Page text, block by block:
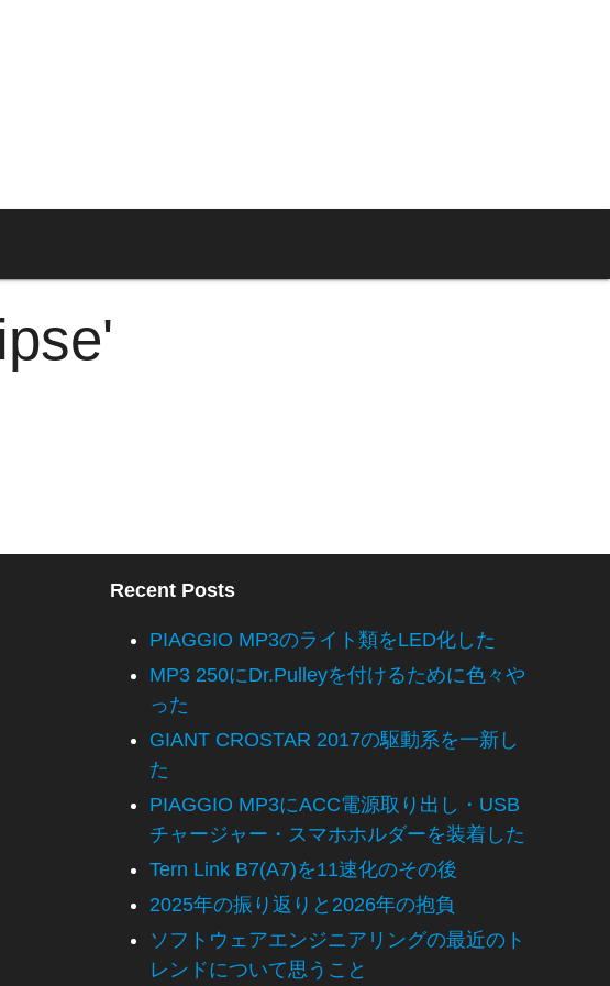
Recent Posts
PIAGGIO MP3のライト類をLED化した
MP3 250にDr.Pulleyを付けるために色々や
った
GIANT CROSTAR 2017の駆動系を一新し
た
PIAGGIO MP3にACC電源取り出し・USB
チャージャー・スマホホルダーを装着した
Tern Link B7(A7)を11速化のその後
2025年の振り返りと2026年の抱負
ソフトウェアエンジニアリングの最近のト
レンドについて思うこと